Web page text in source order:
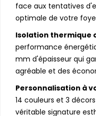
face aux tentatives
optimale de votre
Isolation thermique
performance
mm d'épaisseur qui
agréable et des
Personnalisation à
14 couleurs et 3
véritable signature